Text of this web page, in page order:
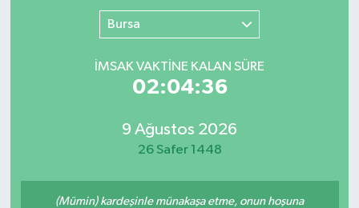
Bursa
İMSAK VAKTİNE KALAN SÜRE
02:04:36
9 Ağustos 2026
26 Safer 1448
(Mümin) kardeşinle münakaşa etme, onun hoşuna
Trafik Durumu
Süper Lig Puan Durumu ve Fikstür
Son Dakika Haberleri
Haber Arşivi